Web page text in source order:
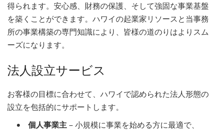
得られます。安心感、財務の保護、そして強固な事業基盤
を築くことができます。ハワイの起業家リソースと当事務
所の事業構築の専門知識により、皆様の道のりはよりスム
ーズになります。
法人設立サービス
お客様の目標に合わせて、ハワイで認められた法人形態の
設立を包括的にサポートします。
個人事業主 – 小規模に事業を始める方に最適で、